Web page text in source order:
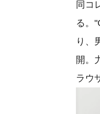
同コ
る。
り、
開。
ラウ